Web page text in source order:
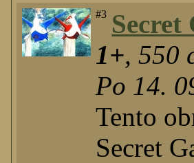
#3 Secret
1+,550
Po 14.
Tento
Secret